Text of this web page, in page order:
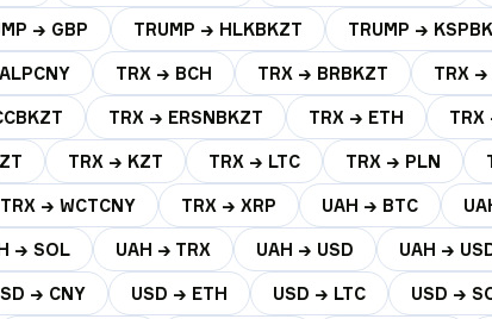
→ GBP TRUMP → HLKBKZT TRUMP →
TRX → BCH TRX → BRBKZT TRX →
TRX → ERSNBKZT TRX → ETH TRX
TRX → KZT TRX → LTC TRX → PLN
TRX → WCTCNY TRX → XRP UAH → BTC
→ SOL UAH → TRX UAH → USD UAH →
→ CNY USD → ETH USD → LTC USD →